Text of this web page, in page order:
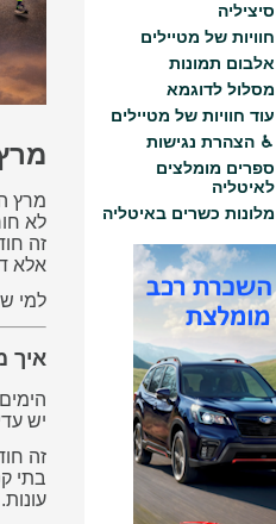
סיציליה
חוויות של מטיילים
אלבום תמונות
מסלול לדוגמא
עוד חוויות של מטיילים
♿︎ הצהרת נגישות
ספרים מומלצים
לאיטליה
מלונות כשרים באיטליה
מרץ
לא
זה
אלא
למי
איך
יש
זה
בתי
עונות.